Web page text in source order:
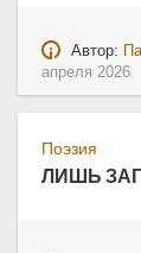
Автор:
апреля 2026
Поэзия
ЛИШЬ